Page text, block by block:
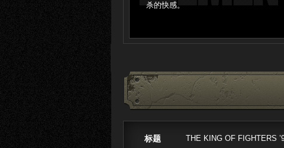
杀的快感。
标题 THE KING OF FIGHTERS